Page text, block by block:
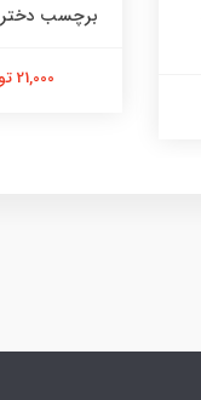
برچسب دختر 14706135
21,000 تومان